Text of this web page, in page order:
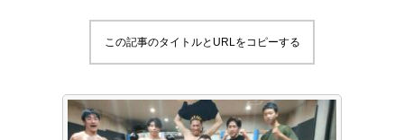
この記事のタイトルとURLをコピーする